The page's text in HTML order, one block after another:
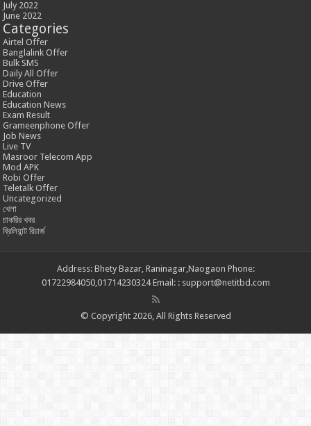
July 2022
June 2022
Categories
Airtel Offer
Banglalink Offer
Bulk SMS
Daily All Offer
Drive Offer
Education
Education News
Exam Result
Grameenphone Offer
Job News
Live TV
Masroor Telecom App
Mod APK
Robi Offer
Teletalk Offer
Uncategorized
খেলা
চাকরির খবর
ব্রিলিয়ান্ট রিচার্জ
Address: Bhety Bazar, Raninagar,Naogaon Phone:
01722984050,01714230324 Email: : support@netitbd.com
© Copyright 2026, All Rights Reserved